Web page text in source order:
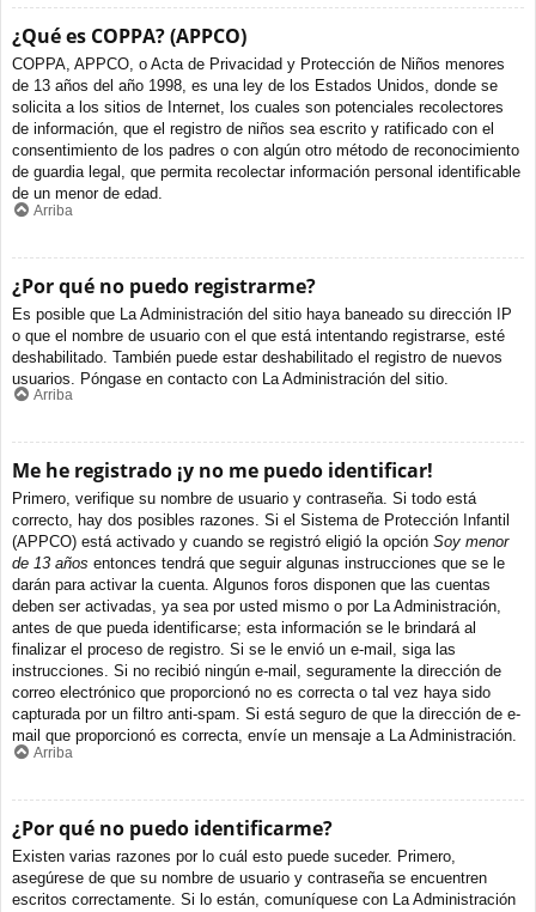
¿Qué es COPPA? (APPCO)
COPPA, APPCO, o Acta de Privacidad y Protección de Niños menores
de 13 años del año 1998, es una ley de los Estados Unidos, donde se
solicita a los sitios de Internet, los cuales son potenciales recolectores
de información, que el registro de niños sea escrito y ratificado con el
consentimiento de los padres o con algún otro método de reconocimiento
de guardia legal, que permita recolectar información personal identificable
de un menor de edad.
Arriba
¿Por qué no puedo registrarme?
Es posible que La Administración del sitio haya baneado su dirección IP
o que el nombre de usuario con el que está intentando registrarse, esté
deshabilitado. También puede estar deshabilitado el registro de nuevos
usuarios. Póngase en contacto con La Administración del sitio.
Arriba
Me he registrado ¡y no me puedo identificar!
Primero, verifique su nombre de usuario y contraseña. Si todo está
correcto, hay dos posibles razones. Si el Sistema de Protección Infantil
(APPCO) está activado y cuando se registró eligió la opción Soy menor
de 13 años entonces tendrá que seguir algunas instrucciones que se le
darán para activar la cuenta. Algunos foros disponen que las cuentas
deben ser activadas, ya sea por usted mismo o por La Administración,
antes de que pueda identificarse; esta información se le brindará al
finalizar el proceso de registro. Si se le envió un e-mail, siga las
instrucciones. Si no recibió ningún e-mail, seguramente la dirección de
correo electrónico que proporcionó no es correcta o tal vez haya sido
capturada por un filtro anti-spam. Si está seguro de que la dirección de e-
mail que proporcionó es correcta, envíe un mensaje a La Administración.
Arriba
¿Por qué no puedo identificarme?
Existen varias razones por lo cuál esto puede suceder. Primero,
asegúrese de que su nombre de usuario y contraseña se encuentren
escritos correctamente. Si lo están, comuníquese con La Administración